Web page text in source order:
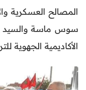
المصالح العسكرية
سوس ماسة والسيد
الأكاديمية الجهوية